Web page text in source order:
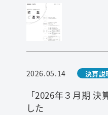
2026.05.14 決算説
「2026年３月期
した